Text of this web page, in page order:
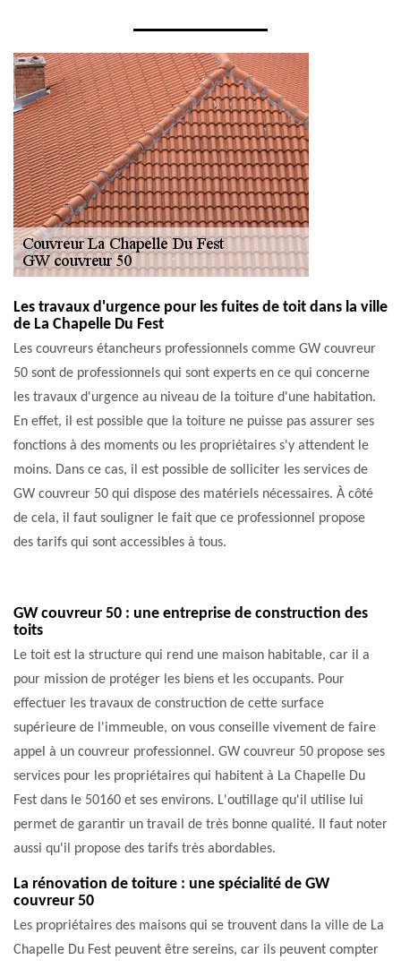
Les travaux d'urgence pour les fuites de toit dans la ville
de La Chapelle Du Fest
Les couvreurs étancheurs professionnels comme GW couvreur
50 sont de professionnels qui sont experts en ce qui concerne
les travaux d'urgence au niveau de la toiture d'une habitation.
En effet, il est possible que la toiture ne puisse pas assurer ses
fonctions à des moments ou les propriétaires s'y attendent le
moins. Dans ce cas, il est possible de solliciter les services de
GW couvreur 50 qui dispose des matériels nécessaires. À côté
de cela, il faut souligner le fait que ce professionnel propose
des tarifs qui sont accessibles à tous.
GW couvreur 50 : une entreprise de construction des
toits
Le toit est la structure qui rend une maison habitable, car il a
pour mission de protéger les biens et les occupants. Pour
effectuer les travaux de construction de cette surface
supérieure de l'immeuble, on vous conseille vivement de faire
appel à un couvreur professionnel. GW couvreur 50 propose ses
services pour les propriétaires qui habitent à La Chapelle Du
Fest dans le 50160 et ses environs. L'outillage qu'il utilise lui
permet de garantir un travail de très bonne qualité. Il faut noter
aussi qu'il propose des tarifs très abordables.
La rénovation de toiture : une spécialité de GW
couvreur 50
Les propriétaires des maisons qui se trouvent dans la ville de La
Chapelle Du Fest peuvent être sereins, car ils peuvent compter